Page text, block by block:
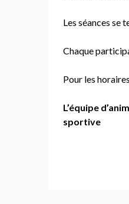
Les séances se
Chaque
Pour les
L’équipe
sportive